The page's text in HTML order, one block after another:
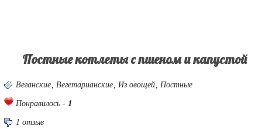
Постные котлеты с пшеном и капустой
Веганские, Вегетарианские, Из овощей, Постные
Понравилось -1
1 отзыв